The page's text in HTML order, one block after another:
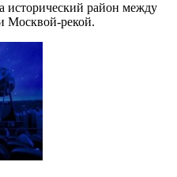
исторический район между
Москвой-рекой.